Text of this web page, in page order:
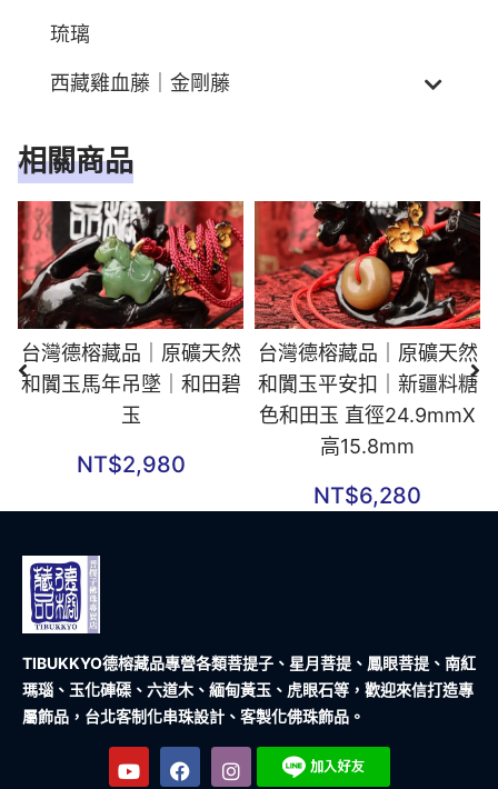
琉璃
西藏雞血藤｜金剛藤
相關商品
台灣德榕藏品｜原礦天然
和闐玉馬年吊墜｜和田碧
玉
NT$2,980
台灣德榕藏品｜原礦天然
和闐玉平安扣｜新疆料糖
色和田玉 直徑24.9mmX
高15.8mm
NT$6,280
TIBUKKYO德榕藏品專營各類菩提子、星月菩提、鳳眼菩提、南紅
瑪瑙、玉化硨磲、六道木、緬甸黃玉、虎眼石等，歡迎來信打造專
屬飾品，台北客制化串珠設計、客製化佛珠飾品。